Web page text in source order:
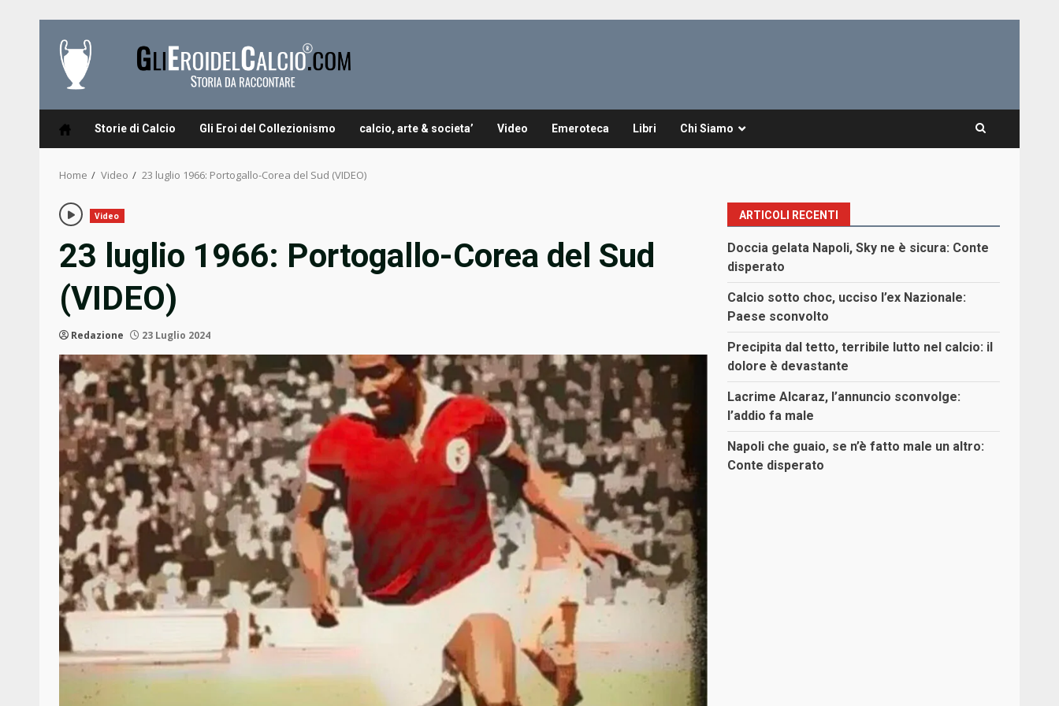
content
Storie di Calcio Gli Eroi del Collezionismo calcio, arte & societa’ Video Emeroteca Libri Chi Siamo
Home Video 23 luglio 1966: Portogallo-Corea del Sud (VIDEO)
Video
23 luglio 1966: Portogallo-Corea del Sud
(VIDEO)
Redazione 23 Luglio 2024
ARTICOLI RECENTI
Doccia gelata Napoli, Sky ne è sicura: Conte
disperato
Calcio sotto choc, ucciso l’ex Nazionale:
Paese sconvolto
Precipita dal tetto, terribile lutto nel calcio: il
dolore è devastante
Lacrime Alcaraz, l’annuncio sconvolge:
l’addio fa male
Napoli che guaio, se n’è fatto male un altro:
Conte disperato